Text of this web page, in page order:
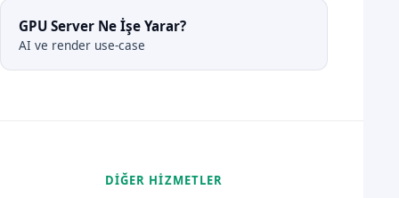
GPU Server Ne İşe Yarar?
AI ve render use-case
DIĞER HIZMETLER